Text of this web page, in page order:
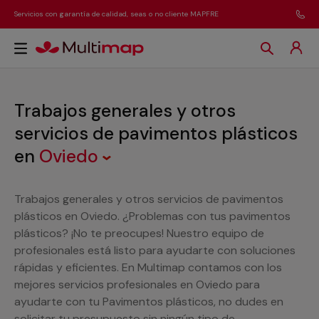
Servicios con garantía de calidad, seas o no cliente MAPFRE
Trabajos generales y otros
servicios de pavimentos plásticos
en Oviedo
Trabajos generales y otros servicios de pavimentos
plásticos en Oviedo. ¿Problemas con tus pavimentos
plásticos? ¡No te preocupes! Nuestro equipo de
profesionales está listo para ayudarte con soluciones
rápidas y eficientes. En Multimap contamos con los
mejores servicios profesionales en Oviedo para
ayudarte con tu Pavimentos plásticos, no dudes en